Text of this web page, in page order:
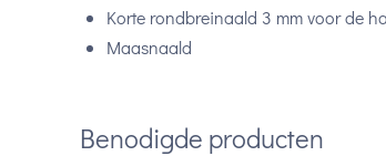
Korte rondbreinaald 3 mm voor de
Maasnaald
Benodigde producten